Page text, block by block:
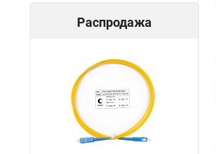
Распродажа